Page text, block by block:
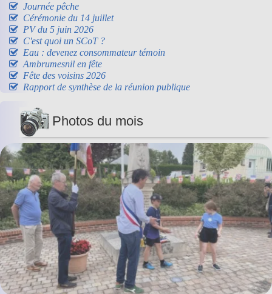
Journée pêche
Cérémonie du 14 juillet
PV du 5 juin 2026
C'est quoi un SCoT ?
Eau : devenez consommateur témoin
Ambrumesnil en fête
Fête des voisins 2026
Rapport de synthèse de la réunion publique
Photos du mois